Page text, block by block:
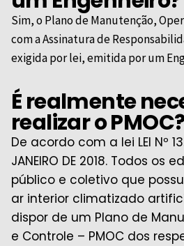
Sim, o Plano de Manutenção,
com a Assinatura de
exigida por lei, emitida por um
É realmente
realizar o
De acordo com a lei LEI Nº
JANEIRO DE 2018. Todos os
público e coletivo que
ar interior climatizado
dispor de um Plano de
e Controle – PMOC dos